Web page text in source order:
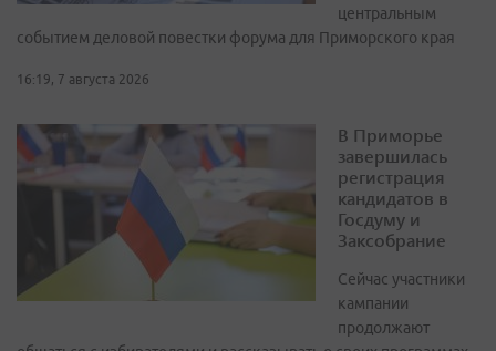
центральным
событием деловой повестки форума для Приморского края
16:19, 7 августа 2026
В Приморье
завершилась
регистрация
кандидатов в
Госдуму и
Заксобрание
Сейчас участники
кампании
продолжают